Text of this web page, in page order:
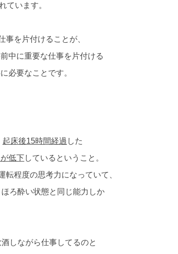
ています。
事を片付けることが、
中に重要な仕事を片付ける
必要なことです。
起床後15時間経過 した
低下しているということ。
程度の思考力になっていて、
ろ酔い状態と同じ能力しか
しながら仕事してるのと